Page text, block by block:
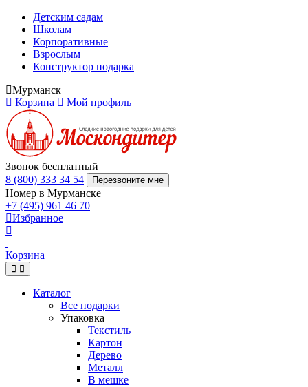
Детским садам
Школам
Корпоративные
Взрослым
Конструктор подарка
Мурманск
Корзина
Мой профиль
Звонок бесплатный
8 (800) 333 34 54
Перезвоните мне
Номер в Мурманске
+7 (495) 961 46 70
Избранное
Корзина
Каталог
Все подарки
Упаковка
Текстиль
Картон
Дерево
Металл
В мешке